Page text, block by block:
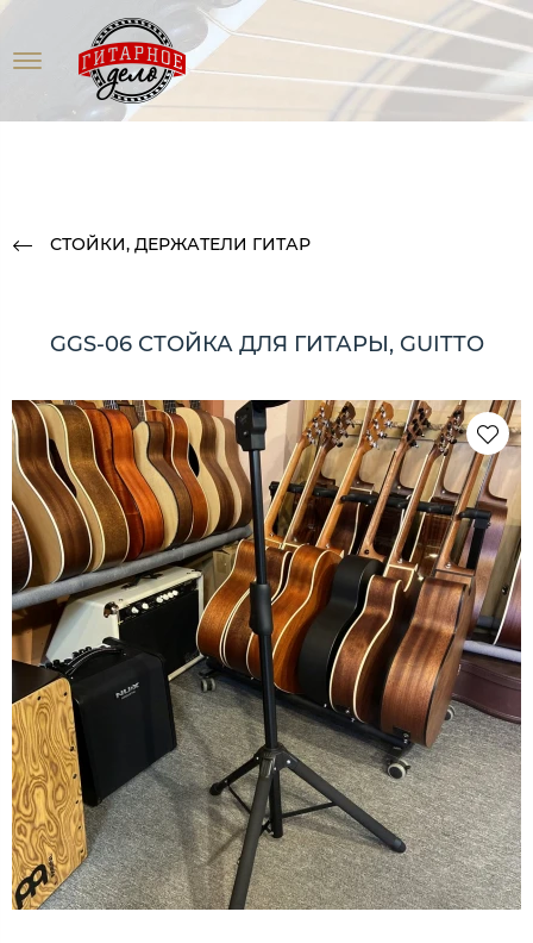
СТОЙКИ, ДЕРЖАТЕЛИ ГИТАР
GGS-06 СТОЙКА ДЛЯ ГИТАРЫ, GUITTO